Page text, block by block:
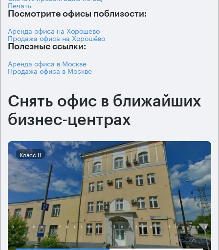
Печать
Посмотрите офисы поблизости:
Аренда офиса на Хорошёво
Продажа офиса на Хорошёво
Полезные ссылки:
Аренда офиса в Москве
Продажа офиса в Москве
Снять офис в ближайших
бизнес-центрах
Класс B